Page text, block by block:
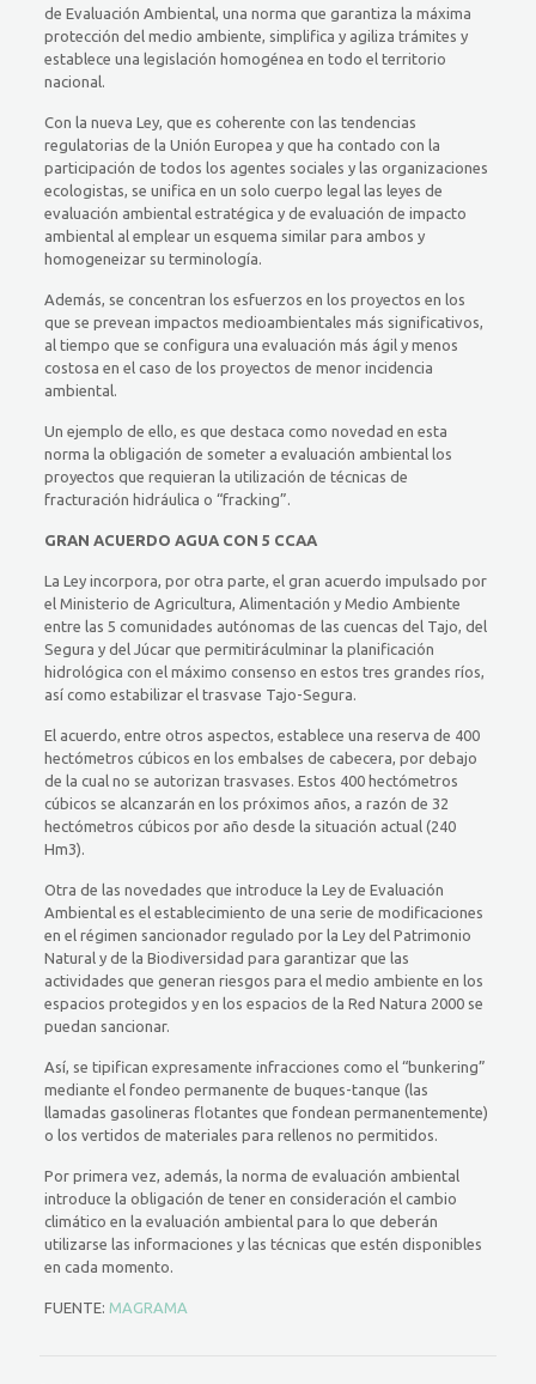
de Evaluación Ambiental, una norma que garantiza la máxima
protección del medio ambiente, simplifica y agiliza trámites y
establece una legislación homogénea en todo el territorio
nacional.
Con la nueva Ley, que es coherente con las tendencias
regulatorias de la Unión Europea y que ha contado con la
participación de todos los agentes sociales y las organizaciones
ecologistas, se unifica en un solo cuerpo legal las leyes de
evaluación ambiental estratégica y de evaluación de impacto
ambiental al emplear un esquema similar para ambos y
homogeneizar su terminología.
Además, se concentran los esfuerzos en los proyectos en los
que se prevean impactos medioambientales más significativos,
al tiempo que se configura una evaluación más ágil y menos
costosa en el caso de los proyectos de menor incidencia
ambiental.
Un ejemplo de ello, es que destaca como novedad en esta
norma la obligación de someter a evaluación ambiental los
proyectos que requieran la utilización de técnicas de
fracturación hidráulica o “fracking”.
GRAN ACUERDO AGUA CON 5 CCAA
La Ley incorpora, por otra parte, el gran acuerdo impulsado por
el Ministerio de Agricultura, Alimentación y Medio Ambiente
entre las 5 comunidades autónomas de las cuencas del Tajo, del
Segura y del Júcar que permitiráculminar la planificación
hidrológica con el máximo consenso en estos tres grandes ríos,
así como estabilizar el trasvase Tajo-Segura.
El acuerdo, entre otros aspectos, establece una reserva de 400
hectómetros cúbicos en los embalses de cabecera, por debajo
de la cual no se autorizan trasvases. Estos 400 hectómetros
cúbicos se alcanzarán en los próximos años, a razón de 32
hectómetros cúbicos por año desde la situación actual (240
Hm3).
Otra de las novedades que introduce la Ley de Evaluación
Ambiental es el establecimiento de una serie de modificaciones
en el régimen sancionador regulado por la Ley del Patrimonio
Natural y de la Biodiversidad para garantizar que las
actividades que generan riesgos para el medio ambiente en los
espacios protegidos y en los espacios de la Red Natura 2000 se
puedan sancionar.
Así, se tipifican expresamente infracciones como el “bunkering”
mediante el fondeo permanente de buques-tanque (las
llamadas gasolineras flotantes que fondean permanentemente)
o los vertidos de materiales para rellenos no permitidos.
Por primera vez, además, la norma de evaluación ambiental
introduce la obligación de tener en consideración el cambio
climático en la evaluación ambiental para lo que deberán
utilizarse las informaciones y las técnicas que estén disponibles
en cada momento.
FUENTE: MAGRAMA